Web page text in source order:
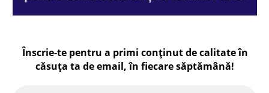
Înscrie-te pentru a primi conținut de calitate în
căsuța ta de email, în fiecaresăptămână!